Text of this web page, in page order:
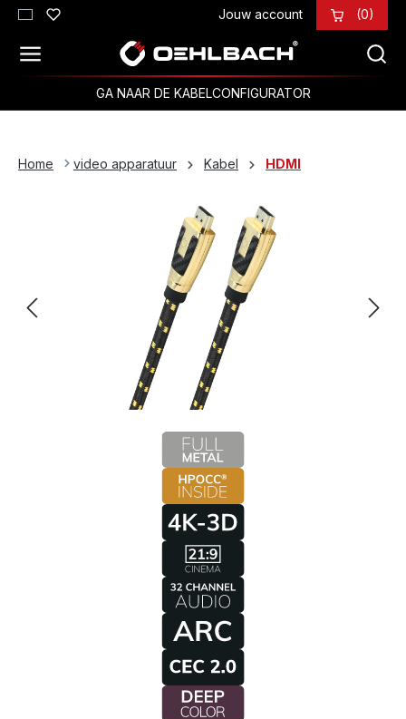
Ga naar de hoofdinhoud Jouw account (0)
GA NAAR DE KABELCONFIGURATOR
Home video apparatuur Kabel HDMI